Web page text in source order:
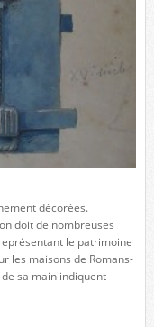
décorées.
doit de nombreuses
le patrimoine
les maisons de Romans-
sa main indiquent